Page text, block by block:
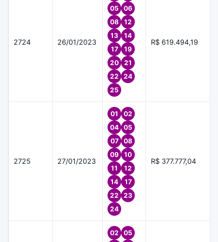
2724 26/01/2023
05
06
08
12
13
14
17
19
20
21
22
24
25
R$ 619.494,19
2725 27/01/2023
01
02
04
05
07
08
09
10
11
12
14
17
22
23
24
R$ 377.777,04
02
05